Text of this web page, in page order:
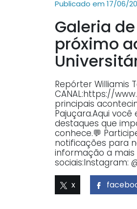
Publicado em 17/06/
Galeria
próximo
Repórter Williamis
CANAL:https://
principais
Pajuçara.Aqui
destaques que
conhece.💬
notificações para
informação a mais
sociais:Instagram:
x